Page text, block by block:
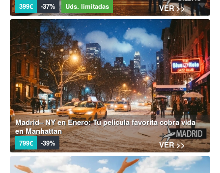
399€ -37% Uds. limitadas VER >>
Madrid– NY en Enero: Tu película favorita cobra vida
en Manhattan
799€ -39% VER >>